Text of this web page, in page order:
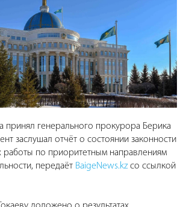
принял генерального прокурора Берика
заслушал отчёт о состоянии законности
работы по приоритетным направлениям
передаёт BaigeNews.kzсо ссылкой